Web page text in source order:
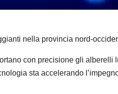
e
o
nella provincia nord-
con precisione gli
sta accelerando